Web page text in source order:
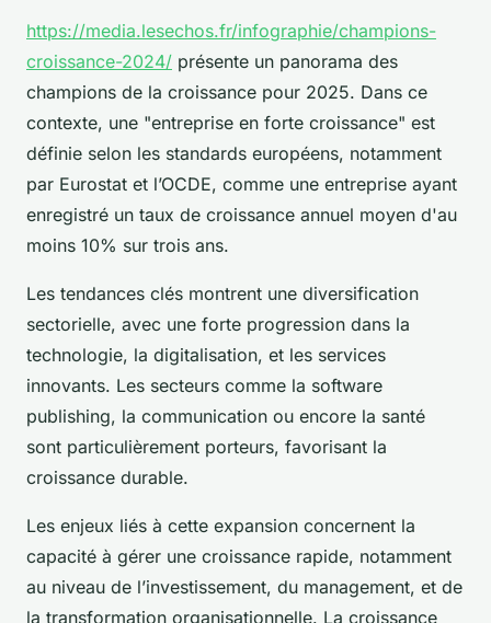
https://media.lesechos.fr/infographie/champions-
croissance-2024/ présente un panorama des
champions de la croissance pour 2025. Dans ce
contexte, une "entreprise en forte croissance" est
définie selon les standards européens, notamment
par Eurostat et l’OCDE, comme une entreprise ayant
enregistré un taux de croissance annuel moyen d'au
moins 10% sur trois ans.
Les tendances clés montrent une diversification
sectorielle, avec une forte progression dans la
technologie, la digitalisation, et les services
innovants. Les secteurs comme la software
publishing, la communication ou encore la santé
sont particulièrement porteurs, favorisant la
croissance durable.
Les enjeux liés à cette expansion concernent la
capacité à gérer une croissance rapide, notamment
au niveau de l’investissement, du management, et de
la transformation organisationnelle. La croissance